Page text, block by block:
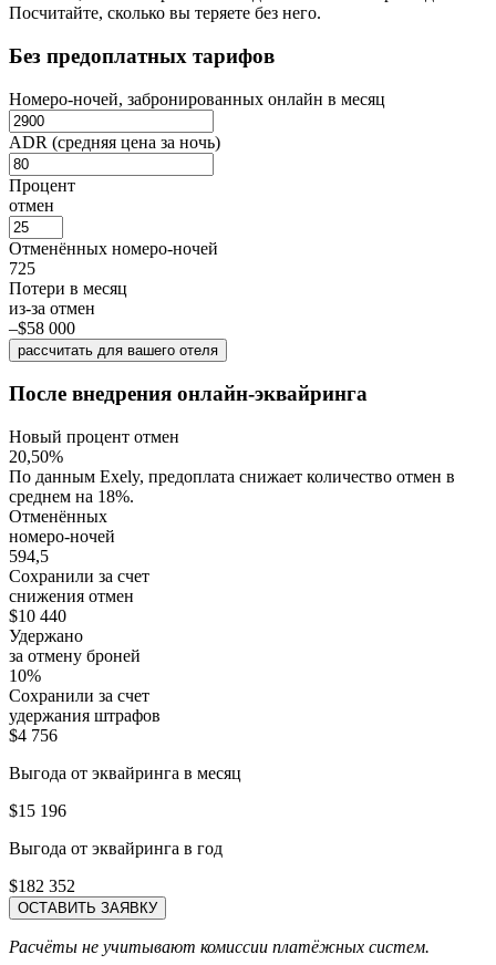
Посчитайте, сколько вы теряете без него.
Без предоплатных тарифов
Номеро-ночей, забронированных онлайн в месяц
ADR (средняя цена за ночь)
Процент
отмен
Отменённых номеро-ночей
725
Потери в месяц
из-за отмен
–$58 000
рассчитать для вашего отеля
После внедрения онлайн-эквайринга
Новый процент отмен
20,50%
По данным Exely, предоплата снижает количество отмен в
среднем на 18%.
Отменённых
номеро-ночей
594,5
Сохранили за счет
снижения отмен
$10 440
Удержано
за отмену броней
10%
Сохранили за счет
удержания штрафов
$4 756
Выгода от эквайринга в месяц
$15 196
Выгода от эквайринга в год
$182 352
ОСТАВИТЬ ЗАЯВКУ
Расчёты не учитывают комиссии платёжных систем.